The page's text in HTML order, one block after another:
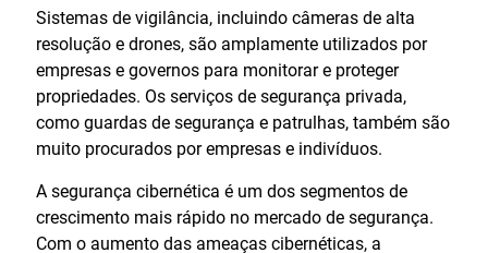
Sistemas de vigilância, incluindo câmeras de alta
resolução e drones, são amplamente utilizados por
empresas e governos para monitorar e proteger
propriedades. Os serviços de segurança privada,
como guardas de segurança e patrulhas, também são
muito procurados por empresas e indivíduos.
A segurança cibernética é um dos segmentos de
crescimento mais rápido no mercado de segurança.
Com o aumento das ameaças cibernéticas, a